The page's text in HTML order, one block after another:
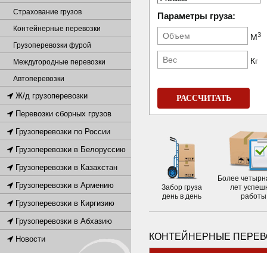
Параметры груза:
М3
Кг
РАССЧИТАТЬ
Забор груза
день в день
Более
лет
работы
КОНТЕЙНЕРНЫЕ
Страхование грузов
Контейнерные перевозки
Грузоперевозки фурой
Междугородные перевозки
Автоперевозки
Ж/д грузоперевозки
Перевозки сборных грузов
Грузоперевозки по России
Грузоперевозки в Белоруссию
Грузоперевозки в Казахстан
Грузоперевозки в Армению
Грузоперевозки в Киргизию
Грузоперевозки в Абхазию
Новости